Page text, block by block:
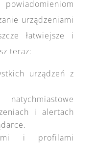
urządzeniami
łatwiejsze i
teraz:
urządzeń z
i alertach
i profilami